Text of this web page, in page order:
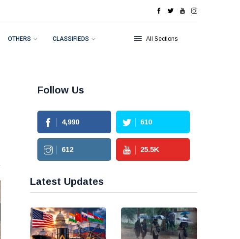
OTHERS CLASSIFIEDS All Sections
Follow Us
4,990 610
612 25.5K
Latest Updates